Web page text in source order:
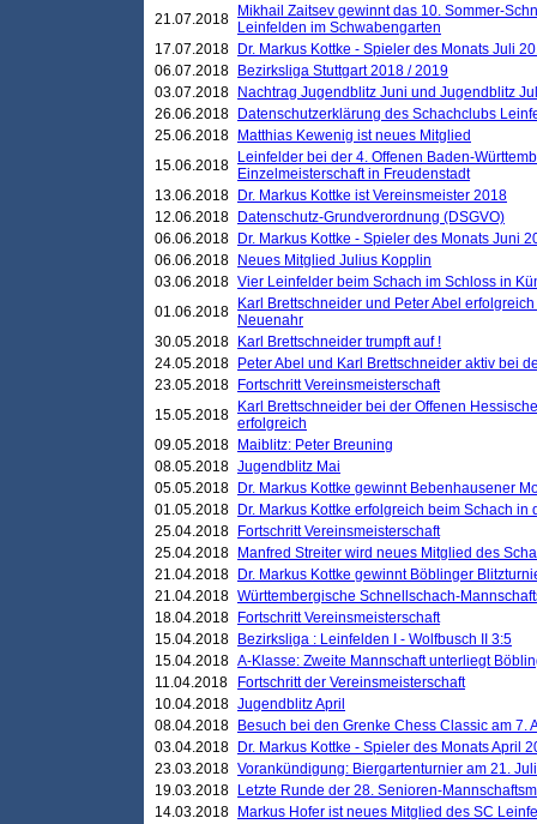
21.07.2018
Mikhail Zaitsev gewinnt das 10. Sommer-
Leinfelden im Schwabengarten
17.07.2018
Dr. Markus Kottke - Spieler des Monats Juli
06.07.2018
Bezirksliga Stuttgart 2018 / 2019
03.07.2018
Nachtrag Jugendblitz Juni und Jugendblitz
26.06.2018
Datenschutzerklärung des Schachclubs
25.06.2018
Matthias Kewenig ist neues Mitglied
15.06.2018
Leinfelder bei der 4. Offenen Baden-
Einzelmeisterschaft in Freudenstadt
13.06.2018
Dr. Markus Kottke ist Vereinsmeister 2018
12.06.2018
Datenschutz-Grundverordnung (DSGVO)
06.06.2018
Dr. Markus Kottke - Spieler des Monats Juni
06.06.2018
Neues Mitglied Julius Kopplin
03.06.2018 Vier Leinfelder beim Schach im Schloss in
01.06.2018
Karl Brettschneider und Peter Abel
Neuenahr
30.05.2018
Karl Brettschneider trumpft auf !
24.05.2018
Peter Abel und Karl Brettschneider aktiv bei
23.05.2018
Fortschritt Vereinsmeisterschaft
15.05.2018
Karl Brettschneider bei der Offenen
erfolgreich
09.05.2018
Maiblitz: Peter Breuning
08.05.2018 Jugendblitz Mai
05.05.2018
Dr. Markus Kottke gewinnt Bebenhausener
01.05.2018
Dr. Markus Kottke erfolgreich beim Schach
25.04.2018
Fortschritt Vereinsmeisterschaft
25.04.2018
Manfred Streiter wird neues Mitglied des
21.04.2018
Dr. Markus Kottke gewinnt Böblinger
21.04.2018 Württembergische Schnellschach-
18.04.2018
Fortschritt Vereinsmeisterschaft
15.04.2018
Bezirksliga : Leinfelden I - Wolfbusch II 3:5
15.04.2018 A-Klasse: Zweite Mannschaft unterliegt
11.04.2018
Fortschritt der Vereinsmeisterschaft
10.04.2018 Jugendblitz April
08.04.2018
Besuch bei den Grenke Chess Classic am 7.
03.04.2018
Dr. Markus Kottke - Spieler des Monats April
23.03.2018 Vorankündigung: Biergartenturnier am 21.
19.03.2018
Letzte Runde der 28. Senioren-
14.03.2018
Markus Hofer ist neues Mitglied des SC